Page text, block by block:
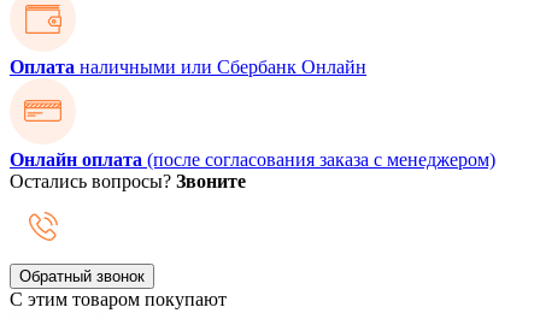
Оплата наличными или Сбербанк Онлайн
Онлайн оплата (после согласования заказа с менеджером)
Остались вопросы? Звоните
Обратный звонок
С этим товаром покупают